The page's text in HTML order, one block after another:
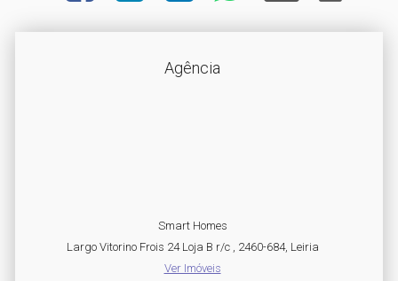
Agência
Smart Homes
Largo Vitorino Frois 24 Loja B r/c , 2460-684, Leiria
Ver Imóveis